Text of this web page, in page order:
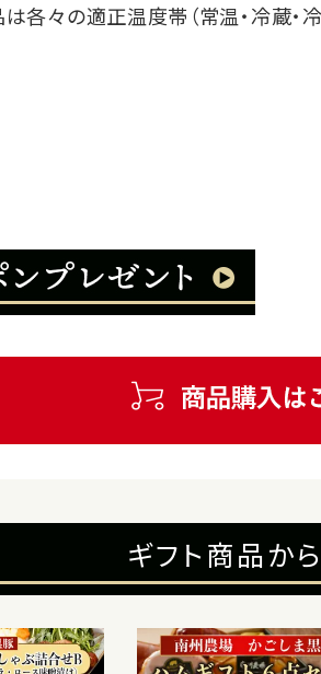
各々の適正温度帯（常温・冷蔵・冷
ギフト商品か